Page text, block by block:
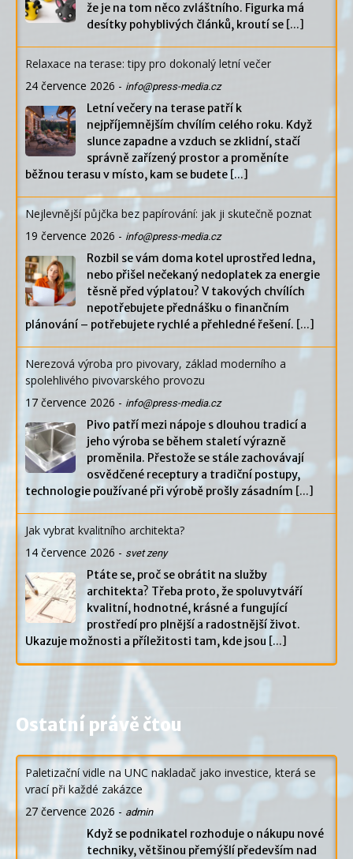
že je na tom něco zvláštního. Figurka má
desítky pohyblivých článků, kroutí se [...]
Relaxace na terase: tipy pro dokonalý letní večer
24 července 2026 - info@press-media.cz
Letní večery na terase patří k
nejpříjemnějším chvílím celého roku. Když
slunce zapadne a vzduch se zklidní, stačí
správně zařízený prostor a proměníte
běžnou terasu v místo, kam se budete [...]
Nejlevnější půjčka bez papírování: jak ji skutečně poznat
19 července 2026 - info@press-media.cz
Rozbil se vám doma kotel uprostřed ledna,
nebo přišel nečekaný nedoplatek za energie
těsně před výplatou? V takových chvílích
nepotřebujete přednášku o finančním
plánování – potřebujete rychlé a přehledné řešení. [...]
Nerezová výroba pro pivovary, základ moderního a
spolehlivého pivovarského provozu
17 července 2026 - info@press-media.cz
Pivo patří mezi nápoje s dlouhou tradicí a
jeho výroba se během staletí výrazně
proměnila. Přestože se stále zachovávají
osvědčené receptury a tradiční postupy,
technologie používané při výrobě prošly zásadním [...]
Jak vybrat kvalitního architekta?
14 července 2026 - svet zeny
Ptáte se, proč se obrátit na služby
architekta? Třeba proto, že spoluvytváří
kvalitní, hodnotné, krásné a fungující
prostředí pro plnější a radostnější život.
Ukazuje možnosti a příležitosti tam, kde jsou [...]
Ostatní právě čtou
Paletizační vidle na UNC nakladač jako investice, která se
vrací při každé zakázce
27 července 2026 - admin
Když se podnikatel rozhoduje o nákupu nové
techniky, většinou přemýšlí především nad